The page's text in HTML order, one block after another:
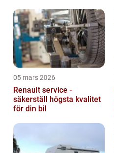
05 mars 2026
Renault service -
säkerställ högsta kvalitet
för din bil